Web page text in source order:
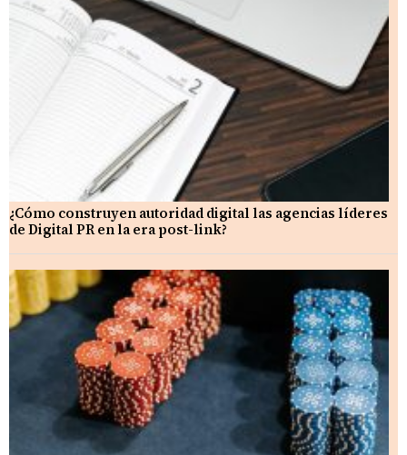
¿Cómo construyen autoridad digital las agencias líderes
de Digital PR en la era post-link?